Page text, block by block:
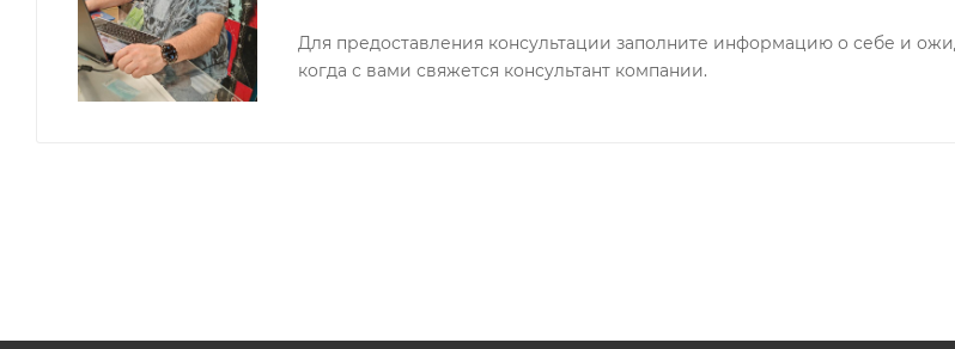
Для предоставления консультации заполните информацию о себе и
когда с вами свяжется консультант компании.